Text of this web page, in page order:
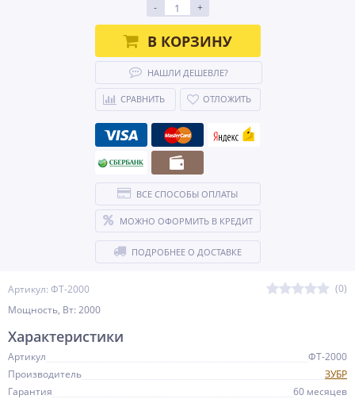
Артикул: ФТ-2000
(0)
Мощность, Вт: 2000
-
+
В КОРЗИНУ
НАШЛИ ДЕШЕВЛЕ?
СРАВНИТЬ ОТЛОЖИТЬ
ВСЕ СПОСОБЫ ОПЛАТЫ
МОЖНО ОФОРМИТЬ В КРЕДИТ
ПОДРОБНЕЕ О ДОСТАВКЕ
Характеристики
Артикул
ФТ-2000
Производитель
ЗУБР
Гарантия
60 месяцев